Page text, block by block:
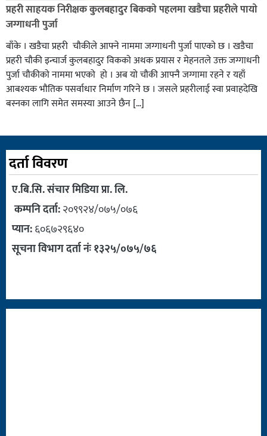
प्रहरी साहयक निरीक्षक कुलबहादुर बिककाे पहलमा खडैचा प्रहरीले पायाे
जग्गाधनी पुर्जा
बाँके । खडैचा प्रहरी चाैकीले आफ्ने नाममा जग्गाधनी पुर्जा पाएकाे छ । खडैचा
प्रहरी चाैकी इन्चार्ज कुलबहादुर विककाे अथक प्रयास र मेहनतले उक्त जग्गाधनी
पुर्जा चाैकीकाे नाममा भएको हाे । अब याे चाैकी आफ्नै जग्गामा रहने र यहाँ
आबश्यक भाैतिक पसर्वाधार निर्माण गरिने छ । जसले प्रहरीलाई स्वा प्रवाहदेखि
बस्नका लागि समेत समस्या आउने छैन […]
दर्ता विवरण
ए.बि.सि. संचार मिडिया प्रा. लि.
कम्पनि दर्ता:२०९९२४/०७५/०७६
प्यान:६०६७२९६४०
सूचना विभाग दर्ता नंः १३२५/०७५/७६